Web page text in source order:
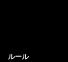
ルール